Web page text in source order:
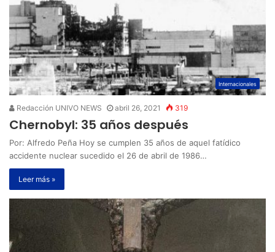
Internacionales
Redacción UNIVO NEWS abril 26, 2021 319
Chernobyl: 35 años después
Por: Alfredo Peña Hoy se cumplen 35 años de aquel fatídico
accidente nuclear sucedido el 26 de abril de 1986…
Leer más »